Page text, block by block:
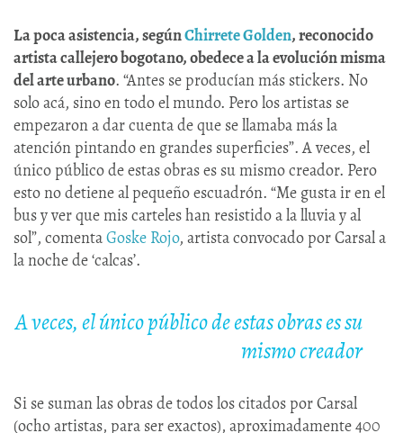
La poca asistencia, segúnChirrete Golden, reconocido
artista callejero bogotano, obedece a la evolución misma
del arte urbano. “Antes se producían más stickers. No
solo acá, sino en todo el mundo. Pero los artistas se
empezaron a dar cuenta de que se llamaba más la
atención pintando en grandes superficies”. A veces, el
único público de estas obras es su mismo creador. Pero
esto no detiene al pequeño escuadrón. “Me gusta ir en el
bus y ver que mis carteles han resistido a la lluvia y al
sol”, comentaGoske Rojo, artista convocado por Carsal a
la noche de ‘calcas’.
A veces, el único público de estas obras es su
mismo creador
Si se suman las obras de todos los citados por Carsal
(ocho artistas, para ser exactos), aproximadamente 400